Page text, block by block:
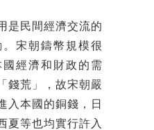
是民間經濟交流的
宋朝鑄幣規模很
經濟和財政的需
錢荒」，故宋朝嚴
入本國的銅錢，日
夏等也均實行許入